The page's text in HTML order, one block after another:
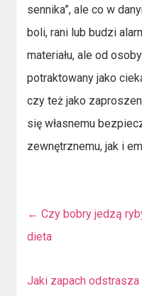
sennika”, ale co w
boli, rani lub budzi
materiału, ale od
potraktowany jako
czy też jako
się własnemu
zewnętrznemu, jak i
← Czy bobry jedzą
dieta
Jaki zapach